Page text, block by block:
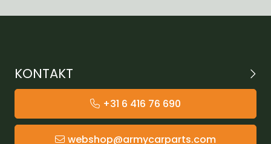
KONTAKT
+31 6 416 76 690
webshop@armycarparts.com